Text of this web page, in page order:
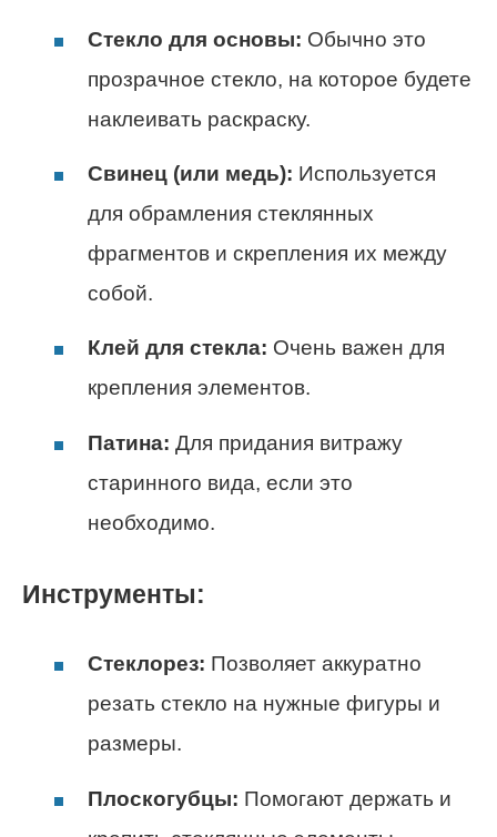
Стекло для основы: Обычно это
прозрачное стекло, на которое будете
наклеивать раскраску.
Свинец (или медь): Используется
для обрамления стеклянных
фрагментов и скрепления их между
собой.
Клей для стекла: Очень важен для
крепления элементов.
Патина: Для придания витражу
старинного вида, если это
необходимо.
Инструменты:
Стеклорез: Позволяет аккуратно
резать стекло на нужные фигуры и
размеры.
Плоскогубцы: Помогают держать и